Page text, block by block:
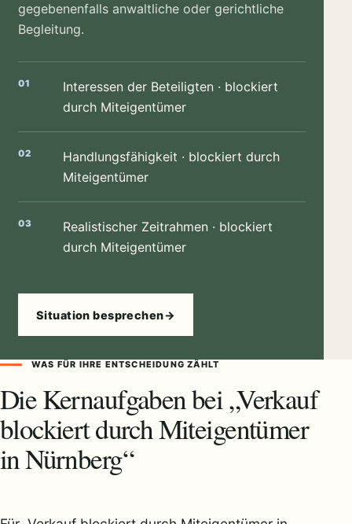
gegebenenfalls anwaltliche oder gerichtliche
Begleitung.
Interessen der Beteiligten · blockiert
durch Miteigentümer
Handlungsfähigkeit · blockiert durch
Miteigentümer
Realistischer Zeitrahmen · blockiert
durch Miteigentümer
Situation besprechen→
WAS FÜR IHRE ENTSCHEIDUNG ZÄHLT
Die Kernaufgaben bei „Verkauf
blockiert durch Miteigentümer
in Nürnberg“